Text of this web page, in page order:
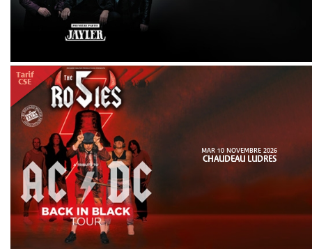
MAR 10 NOVEMBRE 2026
CHAUDEAU LUDRES